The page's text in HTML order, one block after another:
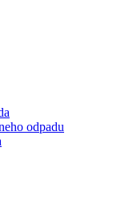
odpadu